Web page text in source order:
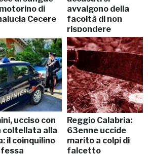
di
Cecere
avvalgono della
facoltà di non
rispondere
ucciso con
coltellata alla
il coinquilino
Reggio Calabria:
63enne uccide
marito a colpi di
falcetto